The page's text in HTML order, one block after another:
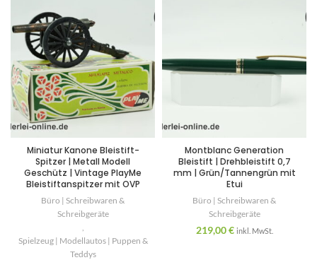
Miniatur Kanone Bleistift-
Spitzer | Metall Modell
Geschütz | Vintage PlayMe
Bleistiftanspitzer mit OVP
Büro | Schreibwaren &
Schreibgeräte
Spielzeug | Modellautos | Puppen &
Teddys
Montblanc Generation
Bleistift | Drehbleistift 0,7
mm | Grün/Tannengrün mit
Etui
Büro | Schreibwaren &
Schreibgeräte
219,00€ inkl. MwSt.